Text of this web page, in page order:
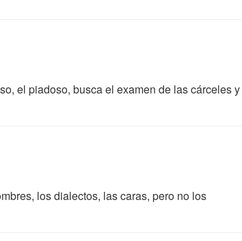
el piadoso, busca el examen de las cárceles y
los dialectos, las caras, pero no los